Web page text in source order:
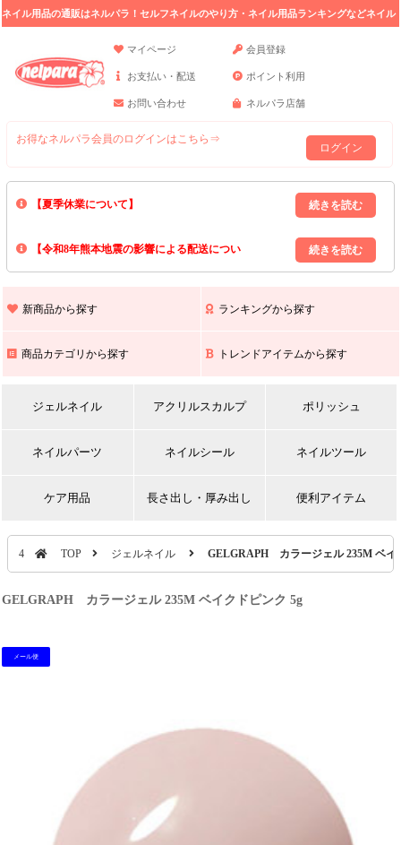
ネイル用品の通販はネルパラ！セルフネイルのやり方・ネイル用品ランキングなどネイル
マイページ
会員登録
お支払い・配送 ポイント利用
お問い合わせ ネルパラ店舗
お得なネルパラ会員のログインはこちら⇒
ログイン
【夏季休業について】
8/13(木)～8/16(日)の間｢出荷業務・お問い合わせ業務｣はお休みいたしま
上記期間中のご注文・お問い合わせは8/17(月)以降の対応となりますので
【令和8年熊本地震の影響による配送につい
また､ 九州全域でお荷物のお届けに遅延が生じております｡
新商品から探す ランキングから探す
商品カテゴリから探す トレンドアイテムから探す
ジェルネイル アクリルスカルプ ポリッシュ
ネイルパーツ ネイルシール ネイルツール
ケア用品 長さ出し・厚み出し 便利アイテム
4 TOP ジェルネイル GELGRAPH カラージェル 235M ベイ
GELGRAPH カラージェル 235M ベイクドピンク 5g
メール便